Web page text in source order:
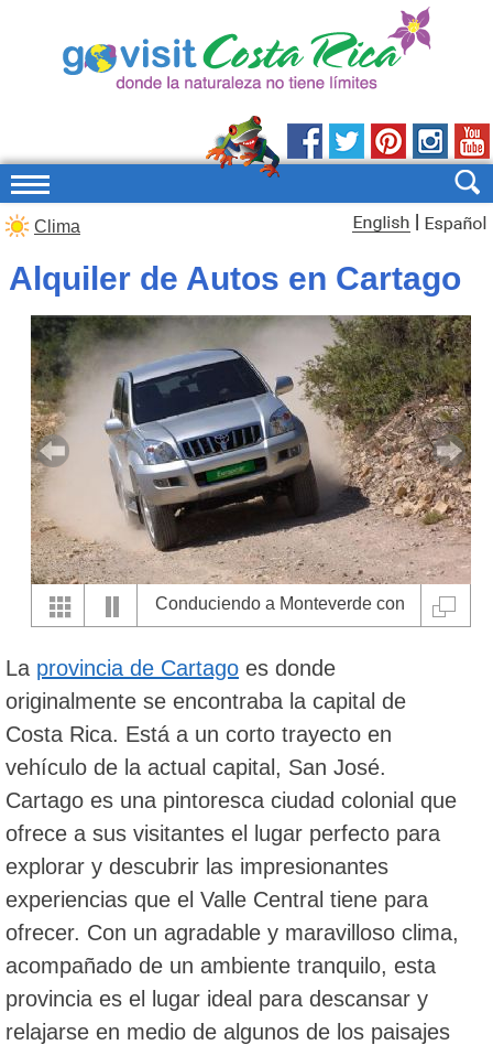
Clima
Alquiler de Autos en Cartago
Conduciendo a Monteverde con
La provincia de Cartago es donde
originalmente se encontraba la capital de
Costa Rica. Está a un corto trayecto en
vehículo de la actual capital, San José.
Cartago es una pintoresca ciudad colonial que
ofrece a sus visitantes el lugar perfecto para
explorar y descubrir las impresionantes
experiencias que el Valle Central tiene para
ofrecer. Con un agradable y maravilloso clima,
acompañado de un ambiente tranquilo, esta
provincia es el lugar ideal para descansar y
relajarse en medio de algunos de los paisajes